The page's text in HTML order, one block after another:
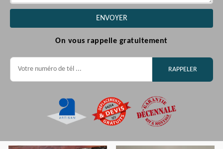
On vous rappelle gratuitement